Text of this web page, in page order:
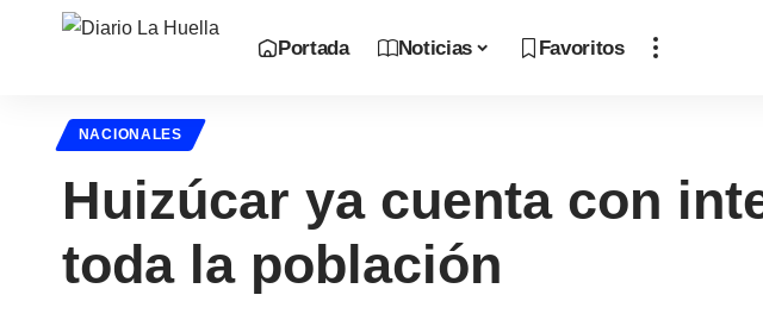
Portada Noticias Favoritos
NACIONALES
Huizúcar ya cuenta con
toda la población